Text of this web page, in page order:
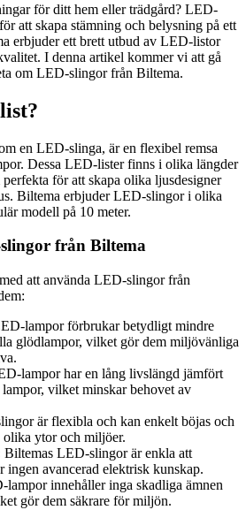
för ditt hem eller trädgård? LED-
att skapa stämning och belysning på ett
erbjuder ett brett utbud av LED-listor
I denna artikel kommer vi att gå
om LED-slingor från Biltema.
en LED-slinga, är en flexibel remsa
Dessa LED-lister finns i olika längder
för att skapa olika ljusdesigner
Biltema erbjuder LED-slingor i olika
modell på 10 meter.
från Biltema
att använda LED-slingor från
lampor förbrukar betydligt mindre
glödlampor, vilket gör dem miljövänliga
lampor har en lång livslängd jämfört
vilket minskar behovet av
är flexibla och kan enkelt böjas och
olika ytor och miljöer.
Biltemas LED-slingor är enkla att
ingen avancerad elektrisk kunskap.
lampor innehåller inga skadliga ämnen
gör dem säkrare för miljön.